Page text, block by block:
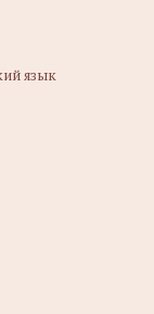
язык